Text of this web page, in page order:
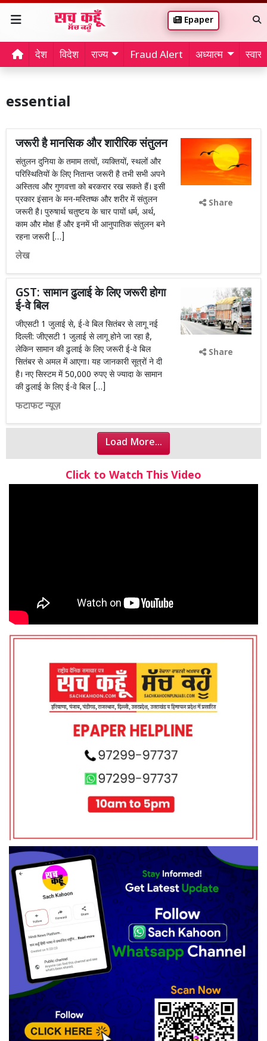
Epaper
देश विदेश राज्य Fraud Alert अध्यात्म
essential
जरूरी है मानसिक और शारीरिक संतुलन
संतुलन दुनिया के तमाम तत्वों, व्यक्तियों, स्थलों और
परिस्थितियों के लिए नितान्त जरूरी है तभी सभी अपने
अस्तित्व और गुणवत्ता को बरकरार रख सकते हैं। इसी
प्रकार इंसान के मन-मस्तिष्क और शरीर में संतुलन
जरूरी है। पुरुषार्थ चतुष्टय के चार पायों धर्म, अर्थ,
काम और मोक्ष हैं और इनमें भी आनुपातिक संतुलन बने
रहना जरूरी […]
लेख
Share
GST: सामान ढुलाई के लिए जरूरी होगा
ई-वे बिल
जीएसटी 1 जुलाई से, ई-वे बिल सितंबर से लागू नई
दिल्ली: जीएसटी 1 जुलाई से लागू होने जा रहा है,
लेकिन सामान की ढुलाई के लिए जरूरी ई-वे बिल
सितंबर से अमल में आएगा। यह जानकारी सूत्रों ने दी
है। नए सिस्टम में 50,000 रुपए से ज्यादा के सामान
की ढुलाई के लिए ई-वे बिल […]
फटाफट न्यूज़
Share
Load More...
Click to Watch This Video